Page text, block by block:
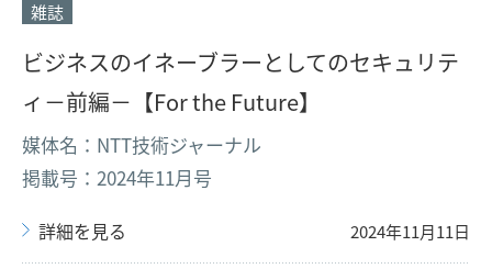
雑誌
ビジネスのイネーブラーとしてのセキュリテ
ィ－前編－【For the Future】
媒体名：NTT技術ジャーナル
掲載号：2024年11月号
詳細を見る 2024年11月11日